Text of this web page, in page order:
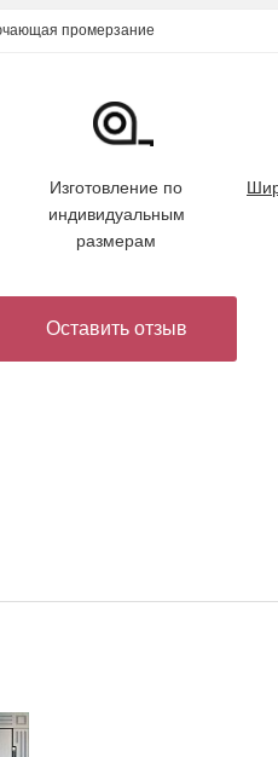
промерзание
Изготовление по
индивидуальным
размерам
Оставить отзыв